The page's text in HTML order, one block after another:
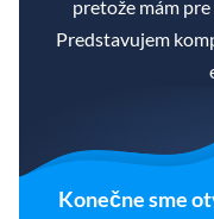
pretože mám pre
Predstavujem
Konečne sme